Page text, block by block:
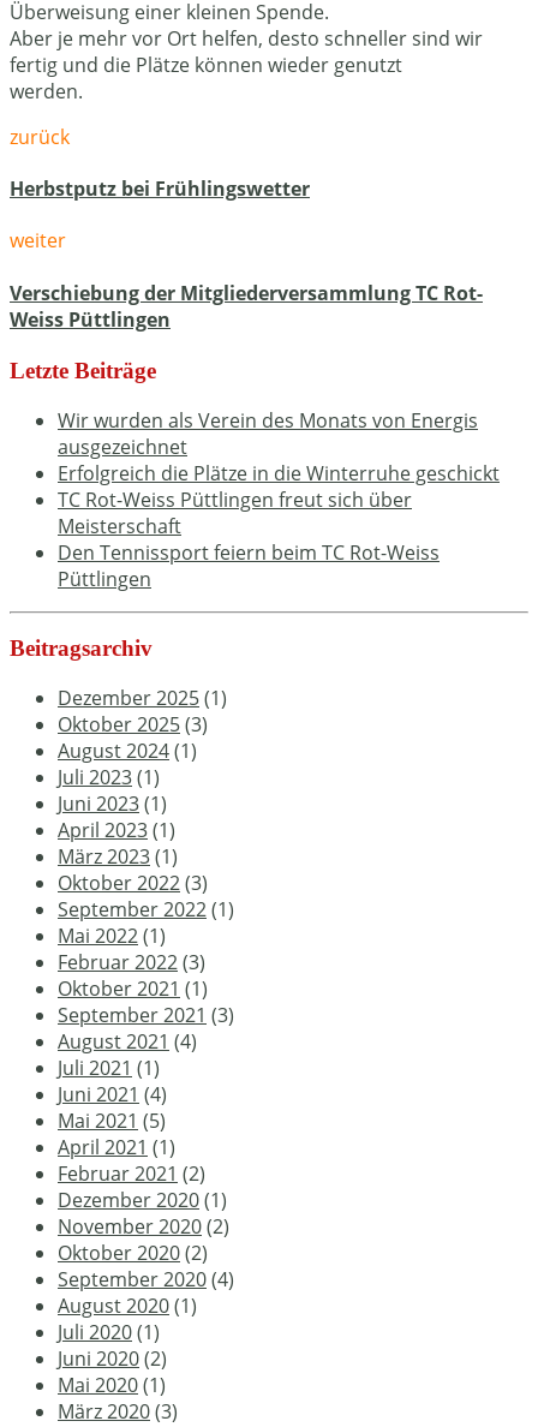
Überweisung einer kleinen Spende.
Aber je mehr vor Ort helfen, desto schneller sind wir
fertig und die Plätze können wieder genutzt
werden.
zurück
Herbstputz bei Frühlingswetter
weiter
Verschiebung der Mitgliederversammlung TC Rot-
Weiss Püttlingen
Letzte Beiträge
Wir wurden als Verein des Monats von Energis
ausgezeichnet
Erfolgreich die Plätze in die Winterruhe geschickt
TC Rot-Weiss Püttlingen freut sich über
Meisterschaft
Den Tennissport feiern beim TC Rot-Weiss
Püttlingen
Beitragsarchiv
Dezember 2025(1)
Oktober 2025(3)
August 2024(1)
Juli 2023(1)
Juni 2023(1)
April 2023(1)
März 2023(1)
Oktober 2022(3)
September 2022(1)
Mai 2022(1)
Februar 2022(3)
Oktober 2021 (1)
September 2021 (3)
August 2021 (4)
Juli 2021 (1)
Juni 2021 (4)
Mai 2021 (5)
April 2021 (1)
Februar 2021 (2)
Dezember 2020(1)
November 2020(2)
Oktober 2020(2)
September 2020(4)
August 2020(1)
Juli 2020(1)
Juni 2020(2)
Mai 2020(1)
März 2020(3)